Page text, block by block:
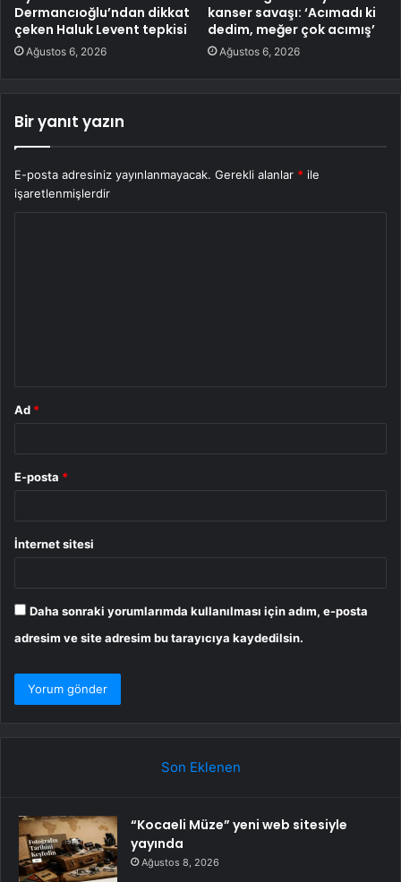
Dermancıoğlu’ndan dikkat
çeken Haluk Levent tepkisi
Ağustos 6, 2026
kanser savaşı: ‘Acımadı ki
dedim, meğer çok acımış’
Ağustos 6, 2026
Bir yanıt yazın
E-posta adresiniz yayınlanmayacak. Gerekli alanlar * ile
işaretlenmişlerdir
Ad *
E-posta *
İnternet sitesi
Daha sonraki yorumlarımda kullanılması için adım, e-posta
adresim ve site adresim bu tarayıcıya kaydedilsin.
Son Eklenen
“Kocaeli Müze” yeni web sitesiyle
yayında
Ağustos 8, 2026